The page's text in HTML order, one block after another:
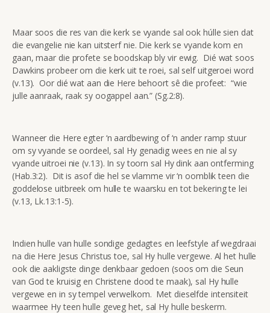
Maar soos die res van die kerk se vyande sal ook húlle sien dat
die evangelie nie kan uitsterf nie. Die kerk se vyande kom en
gaan, maar die profete se boodskap bly vir ewig. Dié wat soos
Dawkins probeer om die kerk uit te roei, sal self uitgeroei word
(v.13). Oor dié wat aan die Here behoort sê die profeet: “wie
julle aanraak, raak sy oogappel aan.” (Sg.2:8).
Wanneer die Here egter ‘n aardbewing of ‘n ander ramp stuur
om sy vyande se oordeel, sal Hy genadig wees en nie al sy
vyande uitroei nie (v.13). In sy toorn sal Hy dink aan ontferming
(Hab.3:2). Dit is asof die hel se vlamme vir ‘n oomblik teen die
goddelose uitbreek om hulle te waarsku en tot bekering te lei
(v.13, Lk.13:1-5).
Indien hulle van hulle sondige gedagtes en leefstyle af wegdraai
na die Here Jesus Christus toe, sal Hy hulle vergewe. Al het hulle
ook die aakligste dinge denkbaar gedoen (soos om die Seun
van God te kruisig en Christene dood te maak), sal Hy hulle
vergewe en in sy tempel verwelkom. Met dieselfde intensiteit
waarmee Hy teen hulle geveg het, sal Hy hulle beskerm.